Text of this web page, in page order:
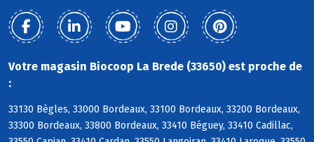
Votre magasin Biocoop La Brede (33650) est proche de
:
33130 Bègles, 33000 Bordeaux, 33100 Bordeaux, 33200 Bordeaux,
33300 Bordeaux, 33800 Bordeaux, 33410 Béguey, 33410 Cadillac,